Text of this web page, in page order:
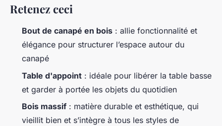
Retenez ceci
Bout de canapé en bois : allie fonctionnalité et
élégance pour structurer l’espace autour du
canapé
Table d'appoint : idéale pour libérer la table basse
et garder à portée les objets du quotidien
Bois massif : matière durable et esthétique, qui
vieillit bien et s’intègre à tous les styles de